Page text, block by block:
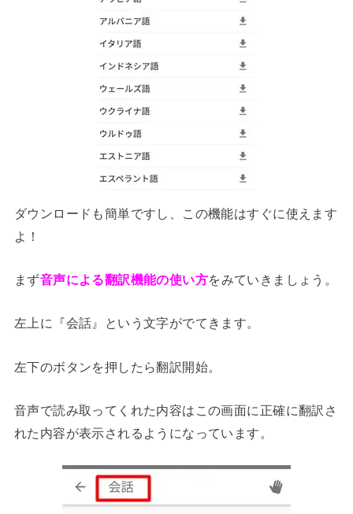
ダウンロードも簡単ですし、この機能はすぐに使えます
よ！
まず音声による翻訳機能の使い方をみていきましょう。
左上に『会話』という文字がでてきます。
左下のボタンを押したら翻訳開始。
音声で読み取ってくれた内容はこの画面に正確に翻訳さ
れた内容が表示されるようになっています。